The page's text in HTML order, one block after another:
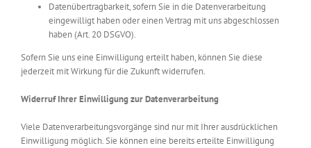
Datenübertragbarkeit, sofern Sie in die Datenverarbeitung
eingewilligt haben oder einen Vertrag mit uns abgeschlossen
haben (Art. 20 DSGVO).
Sofern Sie uns eine Einwilligung erteilt haben, können Sie diese
jederzeit mit Wirkung für die Zukunft widerrufen.
Widerruf Ihrer Einwilligung zur Datenverarbeitung
Viele Datenverarbeitungsvorgänge sind nur mit Ihrer ausdrücklichen
Einwilligung möglich. Sie können eine bereits erteilte Einwilligung